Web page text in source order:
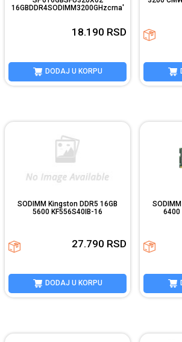
16GBDDR4SODIMM3200GHzcrna'
18.190 RSD
DODAJ U KORPU
SODIMM Kingston DDR5 16GB
5600 KF556S40IB-16
27.790 RSD
DODAJ U KORPU
6400